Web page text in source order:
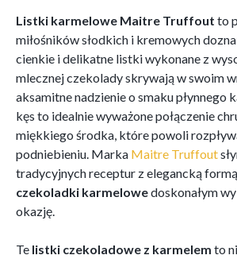
Listki karmelowe Maitre Truffout to
miłośników słodkich i kremowych
cienkie i delikatne listki wykonane z
mlecznej czekolady skrywają w swoim
aksamitne nadzienie o smaku płynnego
kęs to idealnie wyważone połączenie
miękkiego środka, które powoli
podniebieniu. Marka Maitre Truffout
tradycyjnych receptur z elegancką
czekoladki karmelowedoskonałym
okazję.
Te listki czekoladowe z karmelem to